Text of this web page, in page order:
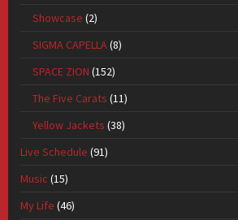
Showcase (2)
SIGMA CAPELLA(8)
SPACE ZION (152)
The Five Carats (11)
Yellow Jackets (38)
Live Schedule (91)
Music (15)
My Life (46)